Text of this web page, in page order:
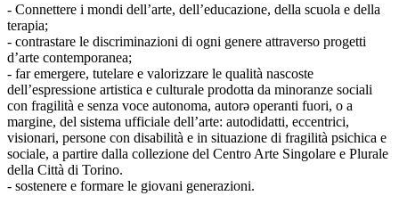
- Connettere i mondi dell’arte, dell’educazione, della scuola e della
terapia;
- contrastare le discriminazioni di ogni genere attraverso progetti
d’arte contemporanea;
- far emergere, tutelare e valorizzare le qualità nascoste
dell’espressione artistica e culturale prodotta da minoranze sociali
con fragilità e senza voce autonoma, autorə operanti fuori, o a
margine, del sistema ufficiale dell’arte: autodidatti, eccentrici,
visionari, persone con disabilità e in situazione di fragilità psichica e
sociale, a partire dalla collezione del Centro Arte Singolare e Plurale
della Città di Torino.
- sostenere e formare le giovani generazioni.